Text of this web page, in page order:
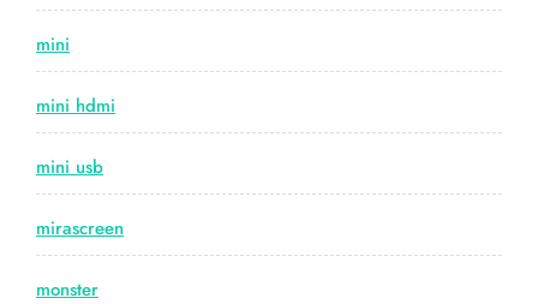
mini
mini hdmi
mini usb
mirascreen
monster